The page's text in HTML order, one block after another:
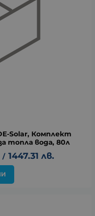
Solar, Комплект
топла вода, 80л
/ 1447.31 лв.